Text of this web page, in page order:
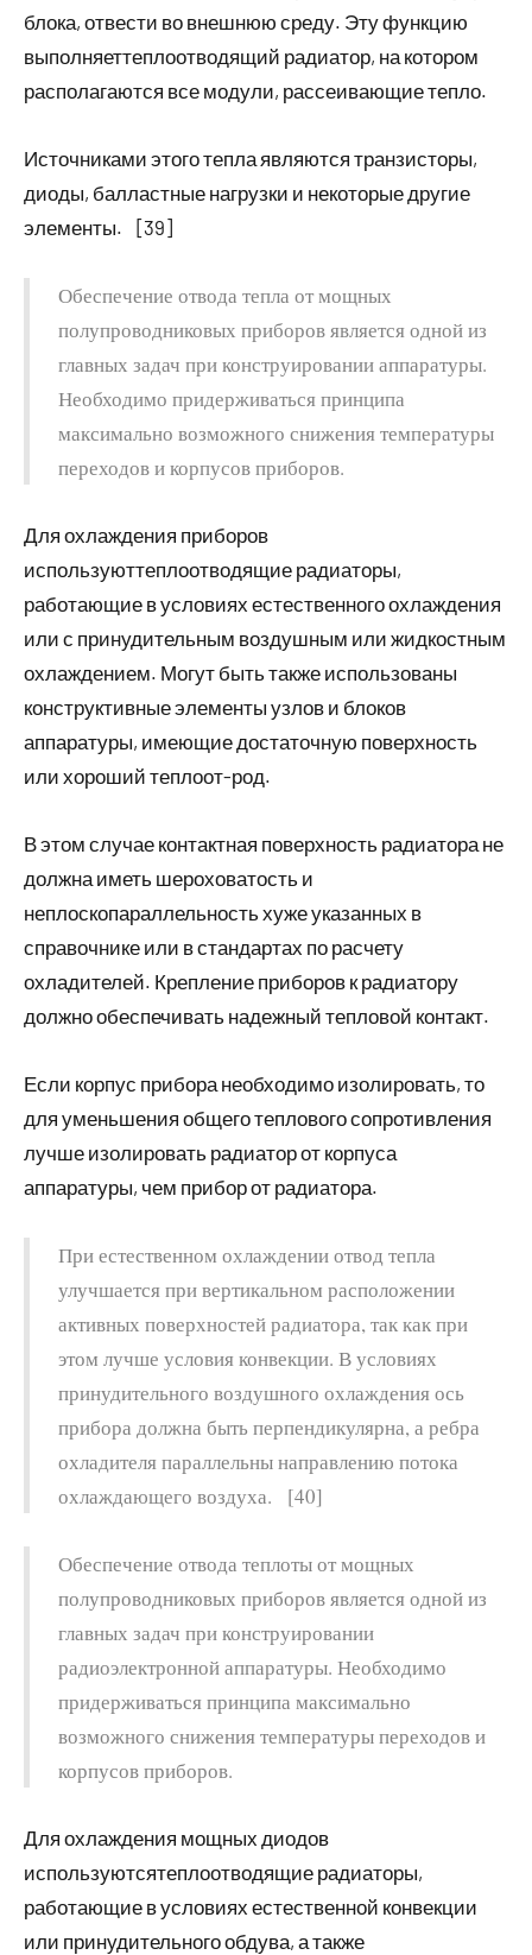
блока, отвести во внешнюю среду. Эту функцию
выполняеттеплоотводящий радиатор, на котором
располагаются все модули, рассеивающие тепло.
Источниками этого тепла являются транзисторы,
диоды, балластные нагрузки и некоторые другие
элементы. [39]
Обеспечение отвода тепла от мощных
полупроводниковых приборов является одной из
главных задач при конструировании аппаратуры.
Необходимо придерживаться принципа
максимально возможного снижения температуры
переходов и корпусов приборов.
Для охлаждения приборов
используюттеплоотводящие радиаторы,
работающие в условиях естественного охлаждения
или с принудительным воздушным или жидкостным
охлаждением. Могут быть также использованы
конструктивные элементы узлов и блоков
аппаратуры, имеющие достаточную поверхность
или хороший теплоот-род.
В этом случае контактная поверхность радиатора не
должна иметь шероховатость и
неплоскопараллельность хуже указанных в
справочнике или в стандартах по расчету
охладителей. Крепление приборов к радиатору
должно обеспечивать надежный тепловой контакт.
Если корпус прибора необходимо изолировать, то
для уменьшения общего теплового сопротивления
лучше изолировать радиатор от корпуса
аппаратуры, чем прибор от радиатора.
При естественном охлаждении отвод тепла
улучшается при вертикальном расположении
активных поверхностей радиатора, так как при
этом лучше условия конвекции. В условиях
принудительного воздушного охлаждения ось
прибора должна быть перпендикулярна, а ребра
охладителя параллельны направлению потока
охлаждающего воздуха. [40]
Обеспечение отвода теплоты от мощных
полупроводниковых приборов является одной из
главных задач при конструировании
радиоэлектронной аппаратуры. Необходимо
придерживаться принципа максимально
возможного снижения температуры переходов и
корпусов приборов.
Для охлаждения мощных диодов
используютсятеплоотводящие радиаторы,
работающие в условиях естественной конвекции
или принудительного обдува, а также